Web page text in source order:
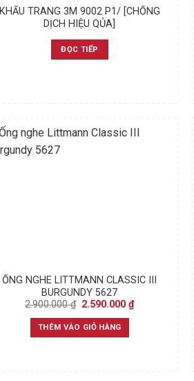
KHẨU TRANG 3M 9002 P1/ [CHỐNG
DỊCH HIỆU QỦA]
ĐỌC TIẾP
ỐNG NGHE LITTMANN CLASSIC III
BURGUNDY 5627
2.900.000₫ Original
was:
2.900.000 ₫.
2.590.000₫Current
price
THÊM VÀO GIỎ HÀNG